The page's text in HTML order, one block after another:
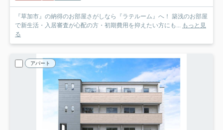
『草加市』の納得のお部屋さがしなら『ラテルーム』へ！ 築浅のお部屋
で新生活・入居審査が心配の方・初期費用を抑えたい方にも... もっと見
る
アパート